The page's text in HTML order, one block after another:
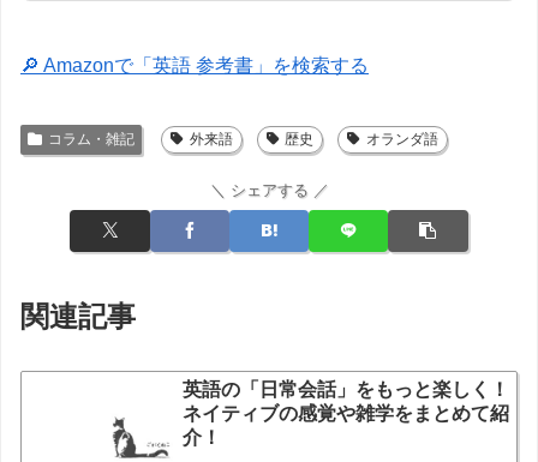
🔎 Amazonで「英語 参考書」を検索する
コラム・雑記 外来語 歴史 オランダ語
＼ シェアする ／
関連記事
英語の「日常会話」をもっと楽しく！
ネイティブの感覚や雑学をまとめて紹
介！